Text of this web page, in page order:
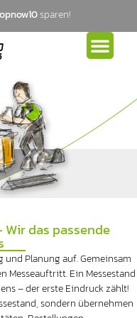
sparen!
Wir das passende
und Planung auf. Gemeinsam
Messeauftritt. Ein Messestand
– der erste Eindruck zählt!
sondern übernehmen